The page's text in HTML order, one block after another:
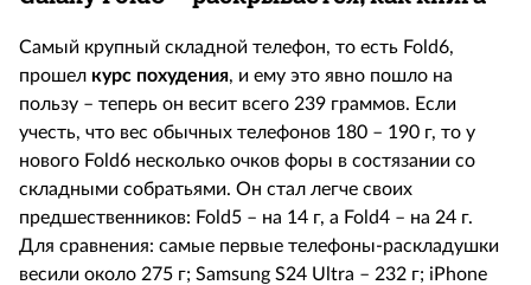
Самый крупный складной телефон, то есть Fold6,
прошел курс похудения, и ему это явно пошло на
пользу – теперь он весит всего 239 граммов. Если
учесть, что вес обычных телефонов 180 – 190 г, то у
нового Fold6 несколько очков форы в состязании со
складными собратьями. Он стал легче своих
предшественников: Fold5 – на 14 г, а Fold4 – на 24 г.
Для сравнения: самые первые телефоны-раскладушки
весили около 275 г; Samsung S24 Ultra – 232 г; iPhone